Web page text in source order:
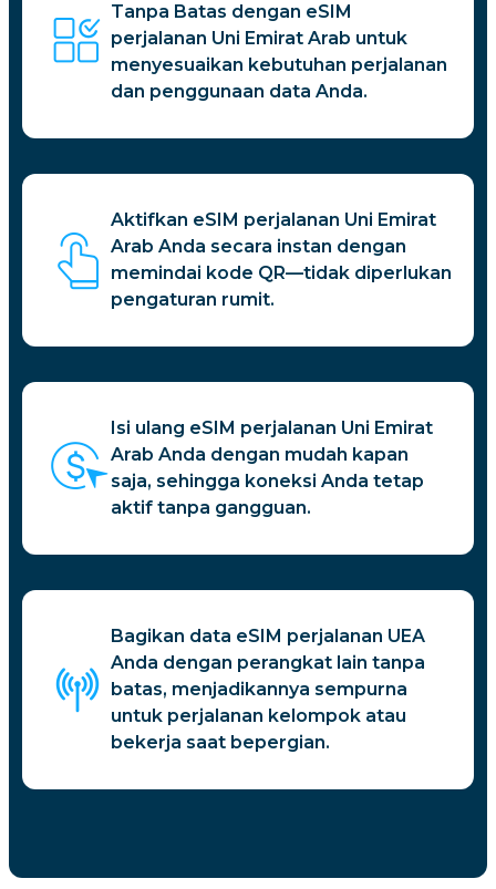
Tanpa Batas dengan eSIM
perjalanan Uni Emirat Arab untuk
menyesuaikan kebutuhan perjalanan
dan penggunaan data Anda.
Aktifkan eSIM perjalanan Uni Emirat
Arab Anda secara instan dengan
memindai kode QR—tidak diperlukan
pengaturan rumit.
Isi ulang eSIM perjalanan Uni Emirat
Arab Anda dengan mudah kapan
saja, sehingga koneksi Anda tetap
aktif tanpa gangguan.
Bagikan data eSIM perjalanan UEA
Anda dengan perangkat lain tanpa
batas, menjadikannya sempurna
untuk perjalanan kelompok atau
bekerja saat bepergian.